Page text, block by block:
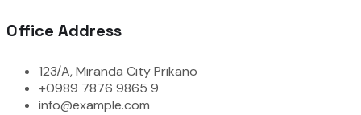
Office Address
123/A, Miranda City Prikano
+0989 7876 9865 9
info@example.com